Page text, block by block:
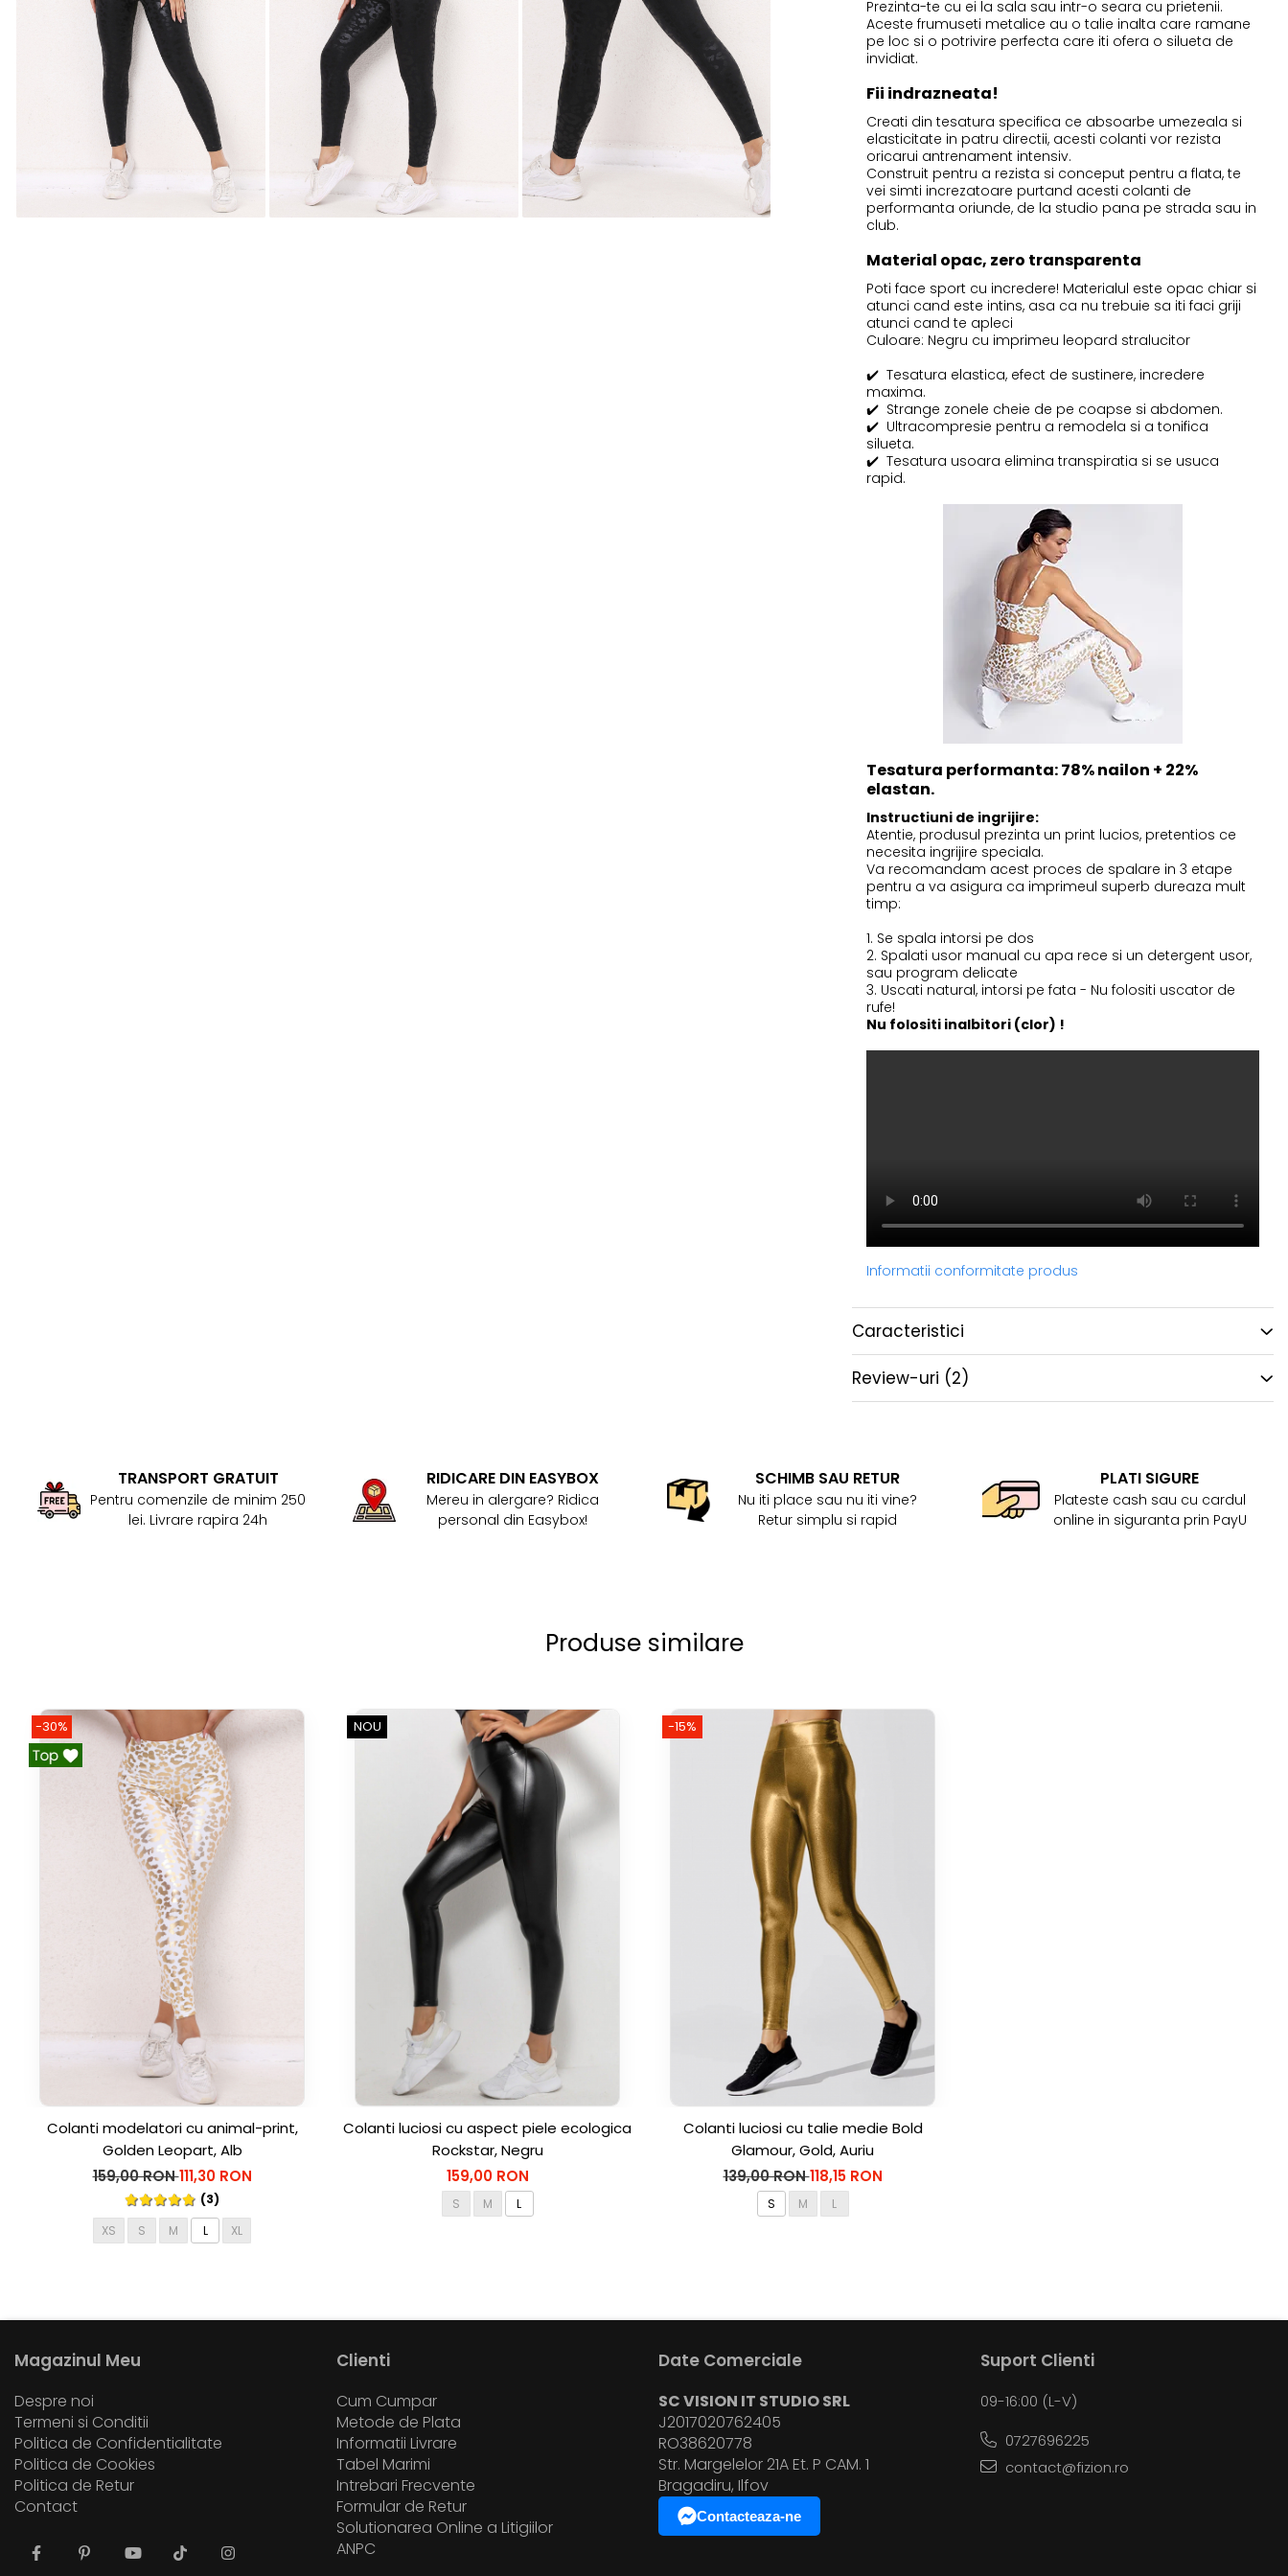
Prezinta-te cu ei la sala sau intr-o seara cu prietenii.
Aceste frumuseti metalice au o talie inalta care ramane
pe loc si o potrivire perfecta care iti ofera o silueta de
invidiat.
Fii indrazneata!
Creati din tesatura specifica ce absoarbe umezeala si
elasticitate in patru directii, acesti colanti vor rezista
oricarui antrenament intensiv.
Construit pentru a rezista si conceput pentru a flata, te
vei simti increzatoare purtand acesti colanti de
performanta oriunde, de la studio pana pe strada sau in
club.
Material opac, zero transparenta
Poti face sport cu incredere! Materialul este opac chiar si
atunci cand este intins, asa ca nu trebuie sa iti faci griji
atunci cand te apleci
Culoare: Negru cu imprimeu leopard stralucitor
✔️ Tesatura elastica, efect de sustinere, incredere
maxima.
✔️ Strange zonele cheie de pe coapse si abdomen.
✔️ Ultracompresie pentru a remodela si a tonifica
silueta.
✔️ Tesatura usoara elimina transpiratia si se usuca
rapid.
Tesatura performanta: 78% nailon + 22%
elastan.
Instructiuni de ingrijire:
Atentie, produsul prezinta un print lucios, pretentios ce
necesita ingrijire speciala.
Va recomandam acest proces de spalare in 3 etape
pentru a va asigura ca imprimeul superb dureaza mult
timp:
1. Se spala intorsi pe dos
2. Spalati usor manual cu apa rece si un detergent usor,
sau program delicate
3. Uscati natural, intorsi pe fata - Nu folositi uscator de
rufe!
Nu folositi inalbitori (clor) !
Informatii conformitate produs
Caracteristici
Review-uri (2)
TRANSPORT GRATUIT
Pentru comenzile de minim 250
lei. Livrare rapira 24h
RIDICARE DIN EASYBOX
Mereu in alergare? Ridica
personal din Easybox!
SCHIMB SAU RETUR
Nu iti place sau nu iti vine?
Retur simplu si rapid
PLATI SIGURE
Plateste cash sau cu cardul
online in siguranta prin PayU
Produse similare
-30%
Colanti modelatori cu animal-print,
Golden Leopart, Alb
159,00 RON111,30 RON
(3)
XS
S M L XL
NOU
Colanti luciosi cu aspect piele ecologica
Rockstar, Negru
159,00 RON
S M L
-15%
Colanti luciosi cu talie medie Bold
Glamour, Gold, Auriu
139,00 RON118,15 RON
S M L
Magazinul Meu
Despre noi
Termeni si Conditii
Politica de Confidentialitate
Politica de Cookies
Politica de Retur
Contact
Clienti
Cum Cumpar
Metode de Plata
Informatii Livrare
Tabel Marimi
Intrebari Frecvente
Formular de Retur
Solutionarea Online a Litigiilor
ANPC
Date Comerciale
SC VISION IT STUDIO SRL
J2017020762405
RO38620778
Str. Margelelor 21A Et. P CAM. 1
Bragadiru, Ilfov
Contacteaza-ne
Suport Clienti
09-16:00 (L-V)
0727696225
contact@fizion.ro